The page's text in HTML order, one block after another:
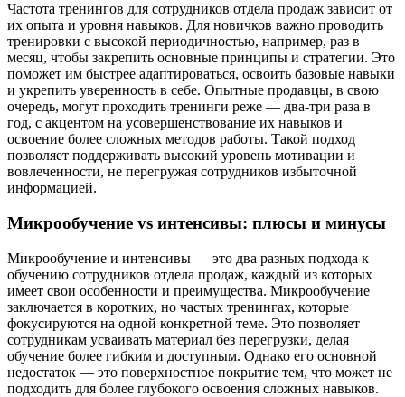
Частота тренингов для сотрудников отдела продаж зависит от
их опыта и уровня навыков. Для новичков важно проводить
тренировки с высокой периодичностью, например, раз в
месяц, чтобы закрепить основные принципы и стратегии. Это
поможет им быстрее адаптироваться, освоить базовые навыки
и укрепить уверенность в себе. Опытные продавцы, в свою
очередь, могут проходить тренинги реже — два-три раза в
год, с акцентом на усовершенствование их навыков и
освоение более сложных методов работы. Такой подход
позволяет поддерживать высокий уровень мотивации и
вовлеченности, не перегружая сотрудников избыточной
информацией.
Микрообучение vs интенсивы: плюсы и минусы
Микрообучение и интенсивы — это два разных подхода к
обучению сотрудников отдела продаж, каждый из которых
имеет свои особенности и преимущества. Микрообучение
заключается в коротких, но частых тренингах, которые
фокусируются на одной конкретной теме. Это позволяет
сотрудникам усваивать материал без перегрузки, делая
обучение более гибким и доступным. Однако его основной
недостаток — это поверхностное покрытие тем, что может не
подходить для более глубокого освоения сложных навыков.